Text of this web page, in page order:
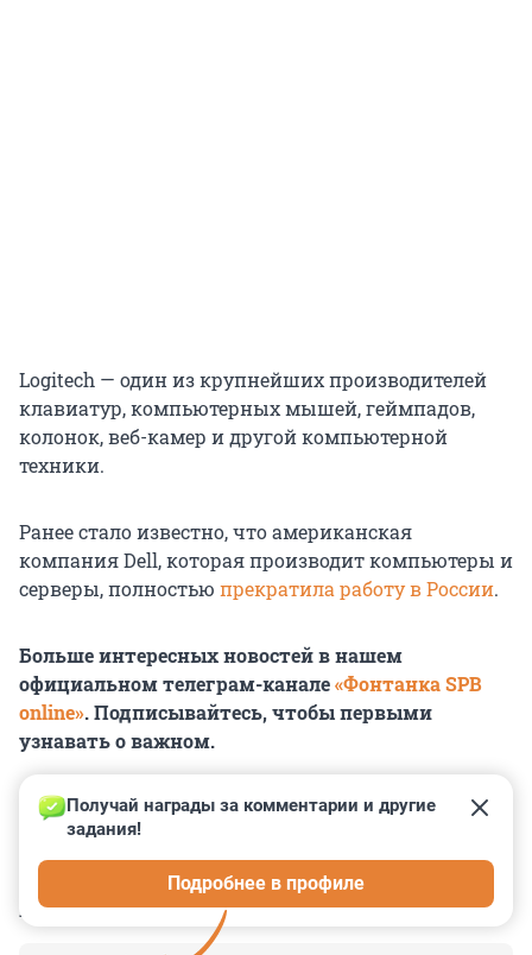
Logitech — один из крупнейших производителей
клавиатур, компьютерных мышей, геймпадов,
колонок, веб-камер и другой компьютерной
техники.
Ранее стало известно, что американская
компания Dell, которая производит компьютеры и
серверы, полностью прекратила работу в России.
Больше интересных новостей в нашем
официальном телеграм-канале«Фонтанка SPB
online». Подписывайтесь, чтобы первыми
узнавать о важном.
КОММЕНТАРИИ 62
Получай награды за комментарии и другие
задания!
Подробнее в профиле